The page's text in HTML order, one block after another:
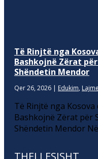
Të Rinjtë nga
Bashkojnë Zërat
Shëndetin Mendor
Qer 26, 2026 | Edukim, Lajme
Të Rinjtë nga
Bashkojnë Zërat për
Shëndetin Mendor Në
THELLESISHT